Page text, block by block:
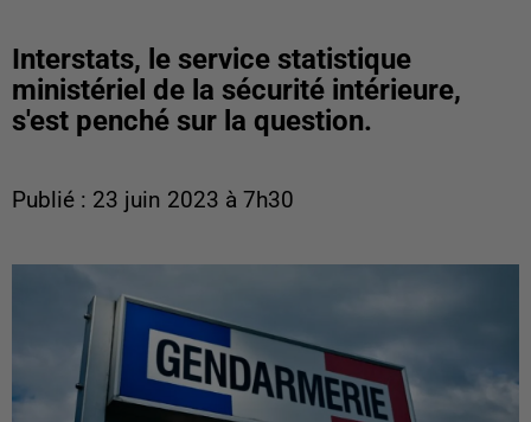
Interstats, le service statistique
ministériel de la sécurité intérieure,
s'est penché sur la question.
Publié : 23 juin 2023 à 7h30